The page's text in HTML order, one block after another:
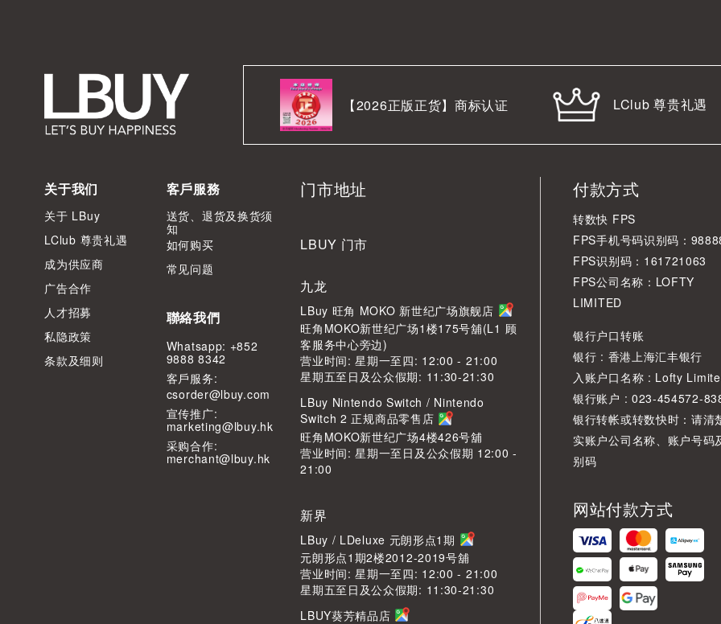
【2026正版正货】商标认证 LClub 尊贵礼遇
关于我们
关于 LBuy
LClub 尊贵礼遇
成为供应商
广告合作
人才招募
私隐政策
条款及细则
客戶服務
送货、退货及换货须
知
如何购买
常见问题
聯絡我們
Whatsapp: +852
9888 8342
客⼾服务:
csorder@lbuy.com
宣传推广:
marketing@lbuy.hk
采购合作:
merchant@lbuy.hk
门市地址
LBUY 门市
九龙
LBuy 旺角 MOKO 新世纪广场旗舰店
旺角MOKO新世纪广场1楼175号舖(L1 顾
客服务中心旁边)
营业时间: 星期一至四: 12:00 - 21:00
星期五至日及公众假期: 11:30-21:30
LBuy Nintendo Switch / Nintendo
Switch 2 正规商品零售店
旺角MOKO新世纪广场4楼426号舖
营业时间: 星期一至日及公众假期 12:00 -
21:00
新界
LBuy / LDeluxe 元朗形点1期
元朗形点1期2楼2012-2019号舖
营业时间: 星期一至四: 12:00 - 21:00
星期五至日及公众假期: 11:30-21:30
LBUY葵芳精品店
付款方式
转数快 FPS
FPS手机号码识别码：
FPS识别码：161721063
FPS公司名称：LOFTY
LIMITED
银行户口转账
银行 : 香港上海汇丰银行
入账户口名称 : Lofty
银行账户 : 023-454572-
银行转帐或转数快时：请清
实账户公司名称、账户号码
别码
网站付款方式